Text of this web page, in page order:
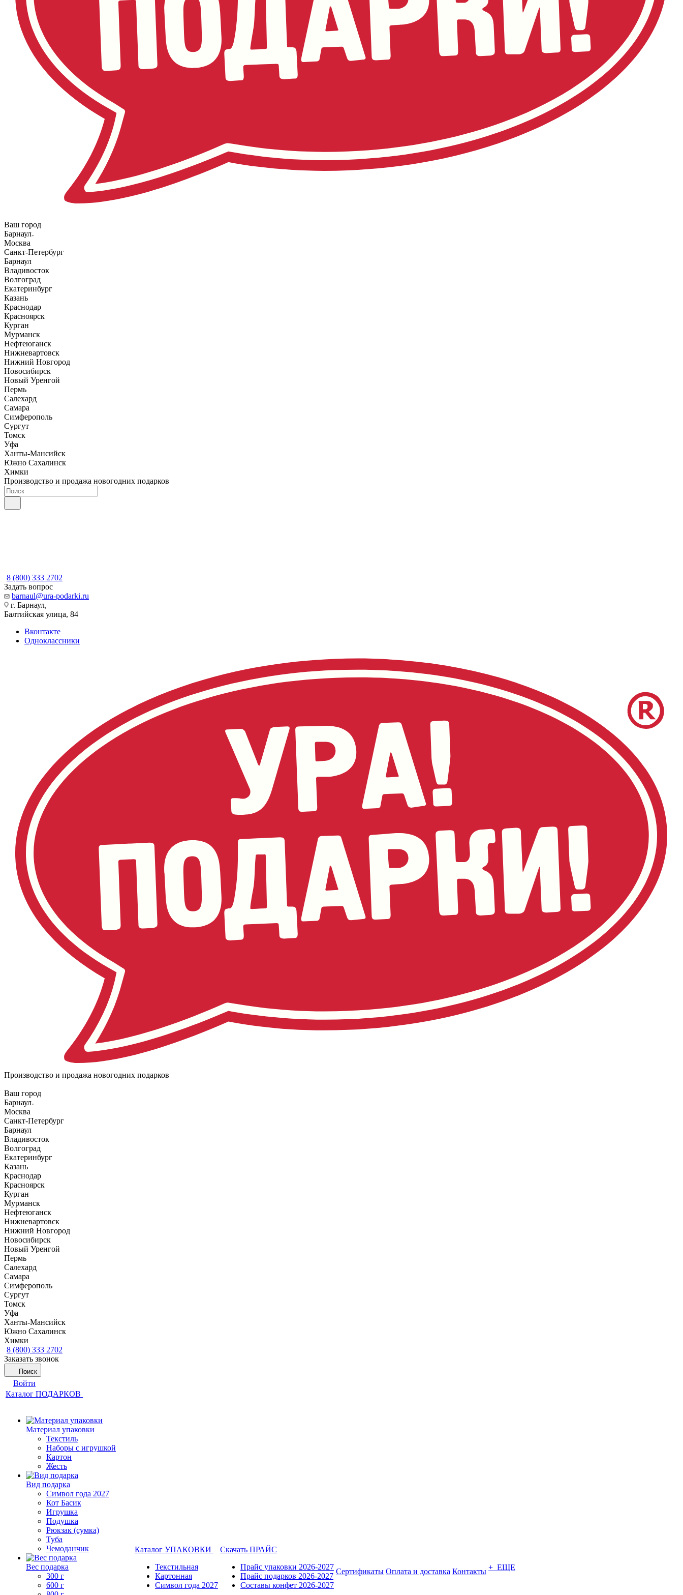
Ваш город
Барнаул
Москва
Санкт-Петербург
Барнаул
Владивосток
Волгоград
Екатеринбург
Казань
Краснодар
Красноярск
Курган
Мурманск
Нефтеюганск
Нижневартовск
Нижний Новгород
Новосибирск
Новый Уренгой
Пермь
Салехард
Самара
Симферополь
Сургут
Томск
Уфа
Ханты-Мансийск
Южно Сахалинск
Химки
Производство и продажа новогодних подарков
8 (800) 333 2702
Задать вопрос
barnaul@ura-podarki.ru
г. Барнаул,
Балтийская улица, 84
Вконтакте
Одноклассники
Производство и продажа новогодних подарков
Ваш город
Барнаул
Москва
Санкт-Петербург
Барнаул
Владивосток
Волгоград
Екатеринбург
Казань
Краснодар
Красноярск
Курган
Мурманск
Нефтеюганск
Нижневартовск
Нижний Новгород
Новосибирск
Новый Уренгой
Пермь
Салехард
Самара
Симферополь
Сургут
Томск
Уфа
Ханты-Мансийск
Южно Сахалинск
Химки
8 (800) 333 2702
Заказать звонок
Поиск
Войти
Каталог ПОДАРКОВ
Материал упаковки
Текстиль
Наборы с игрушкой
Картон
Жесть
Вид подарка
Символ года 2027
Кот Басик
Игрушка
Подушка
Рюкзак (сумка)
Туба
Чемоданчик
Вес подарка
300 г
600 г
Каталог УПАКОВКИ
Текстильная
Картонная
Символ года 2027
Скачать ПРАЙС
Прайс упаковки 2026-2027
Прайс подарков 2026-2027
Составы конфет 2026-2027
Сертификаты Оплата и доставка Контакты + ЕЩЕ